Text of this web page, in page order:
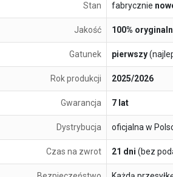
Stan fabrycznie
Jakość 100%
Gatunek pierwszy
Rok produkcji 2025/2026
Gwarancja 7 lat
Dystrybucja oficjalna w
Czas na zwrot 21 dni (bez